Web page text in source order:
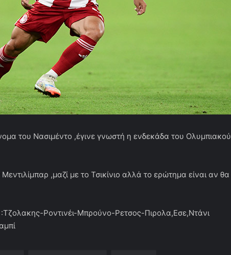
του Νασιμέντο ,έγινε γνωστή η ενδεκάδα του Ολυμπιακού
,μαζί με το Τσικίνιο αλλά το ερώτημα είναι αν θα
:Τζολακης-Ροντινέι-Μπρούνο-Ρετσος-Πιρολα,Εσε,Ντάνι